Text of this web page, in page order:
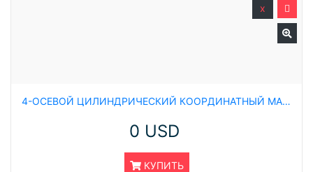
4-ОСЕВОЙ ЦИЛИНДРИЧЕСКИЙ КООРДИНАТНЫЙ МАНИПУЛЯТОР ЧИСТОГО ПОМЕЩЕНИЯ SCR3100S
0 USD
КУПИТЬ
x